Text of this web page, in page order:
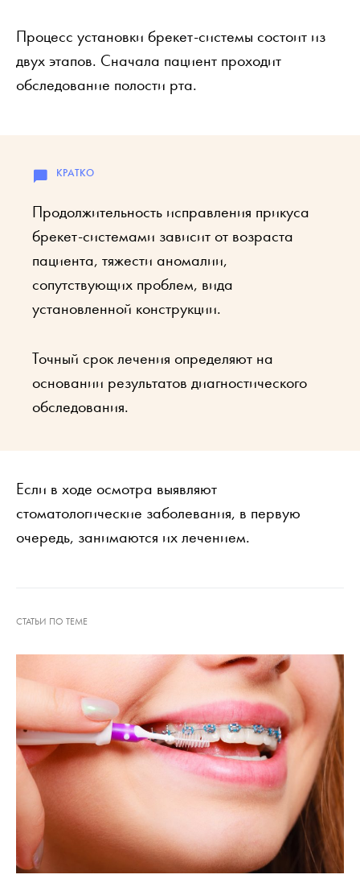
Процесс установки брекет-системы состоит из
двух этапов. Сначала пациент проходит
обследование полости рта.
Продолжительность исправления прикуса
брекет-системами зависит от возраста
пациента, тяжести аномалии,
сопутствующих проблем, вида
установленной конструкции.
Точный срок лечения определяют на
основании результатов диагностического
обследования.
Если в ходе осмотра выявляют
стоматологические заболевания, в первую
очередь, занимаются их лечением.